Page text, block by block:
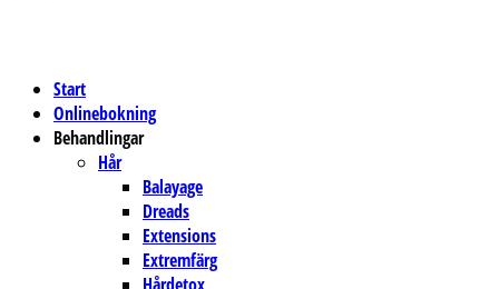
Start
Onlinebokning
Behandlingar
Hår
Balayage
Dreads
Extensions
Extremfärg